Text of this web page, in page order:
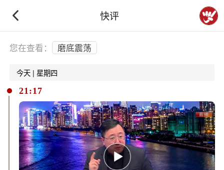
快评
下拉刷新
您在查看： 磨底震荡
今天 | 星期四
21:17